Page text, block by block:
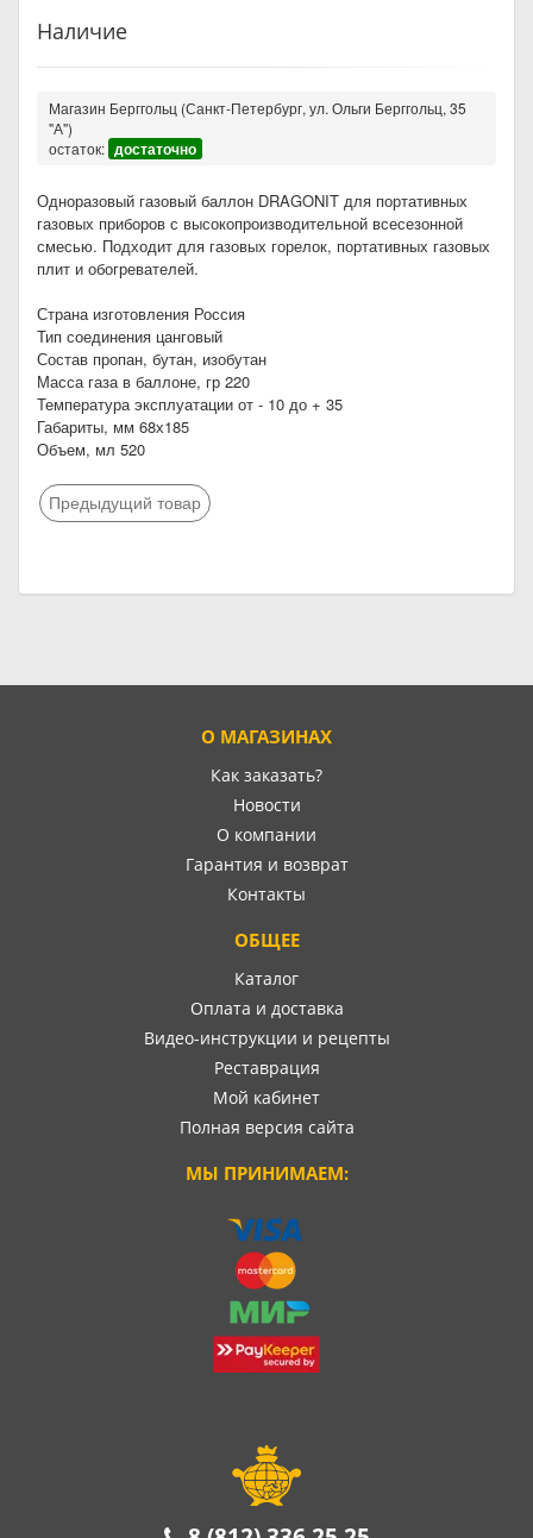
Наличие
Магазин Берггольц (Санкт-Петербург, ул. Ольги Берггольц, 35
"А")
остаток: достаточно
Одноразовый газовый баллон DRAGONIT для портативных
газовых приборов с высокопроизводительной всесезонной
смесью. Подходит для газовых горелок, портативных газовых
плит и обогревателей.
Страна изготовления Россия
Тип соединения цанговый
Состав пропан, бутан, изобутан
Масса газа в баллоне, гр 220
Температура эксплуатации от - 10 до + 35
Габариты, мм 68х185
Объем, мл 520
Предыдущий товар
О МАГАЗИНАХ
Как заказать?
Новости
О компании
Гарантия и возврат
Контакты
ОБЩЕЕ
Каталог
Оплата и доставка
Видео-инструкции и рецепты
Реставрация
Мой кабинет
Полная версия сайта
МЫ ПРИНИМАЕМ: